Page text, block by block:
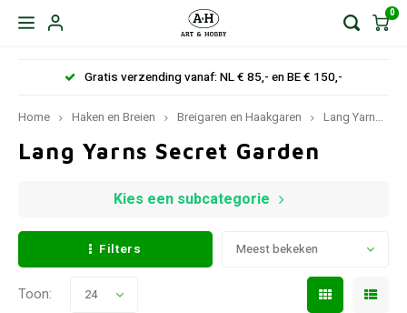
0
Gratis verzending vanaf: NL € 85,- en BE € 150,-
Home Haken en Breien Breigaren en Haakgaren Lang Yarns
Lang Yarns Secret Garden
Kies een subcategorie
Filters Meest bekeken
Toon: 24